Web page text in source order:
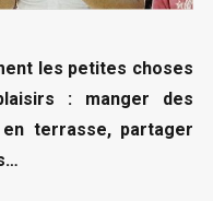
les petites choses
: manger des
terrasse, partager